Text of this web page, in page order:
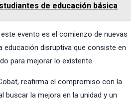
de educación básica
evento es el comienzo de nuevas
educación disruptiva que consiste en
para mejorar lo existente.
reafirma el compromiso con la
buscar la mejora en la unidad y un